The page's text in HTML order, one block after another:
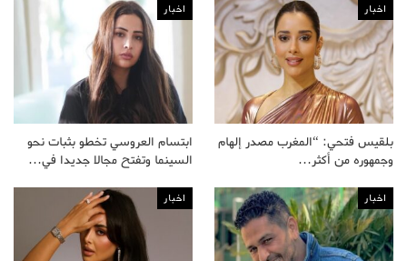
اخبار
بلقيس فتحي: “المغرب مصدر إلهام
وجمهوره من أكثر…
اخبار
ابتسام العروسي تخطو بثبات نحو
السينما وتفتح مجالا جديدا في…
اخبار اخبار